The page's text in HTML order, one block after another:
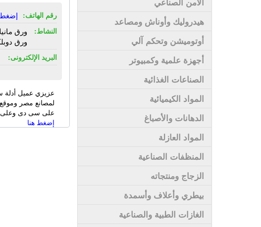
هيدروليك وأوناش ومصاعد
أوتوميشن وتحكم آلي
أجهزة علمية وكمبيوتر
الصناعات الغذائية
المواد الكيميائية
الدهانات والأصباغ
المواد العازلة
المنظفات الصناعية
الزجاج ومنتجاته
بيطري وأعلاف وأسمدة
الغازات الطبية والصناعية
رقم الهاتف: إضغط
النشاط:
ورق
ورق
البريد الإلكترونى:
عزيزي عميل أدلة
لمصانع مصر
على سى دى وعلى
إضغط هنا